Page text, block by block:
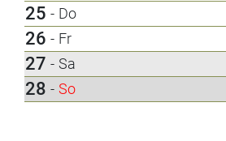
25 - Do
26 - Fr
27 - Sa
28 - So